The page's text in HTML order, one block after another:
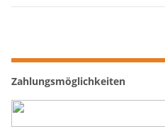
Zahlungsmöglichkeiten